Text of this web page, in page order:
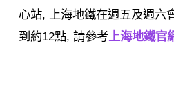
心站, 上海地鐵在週五及週六
到約12點, 請參考上海地鐵官